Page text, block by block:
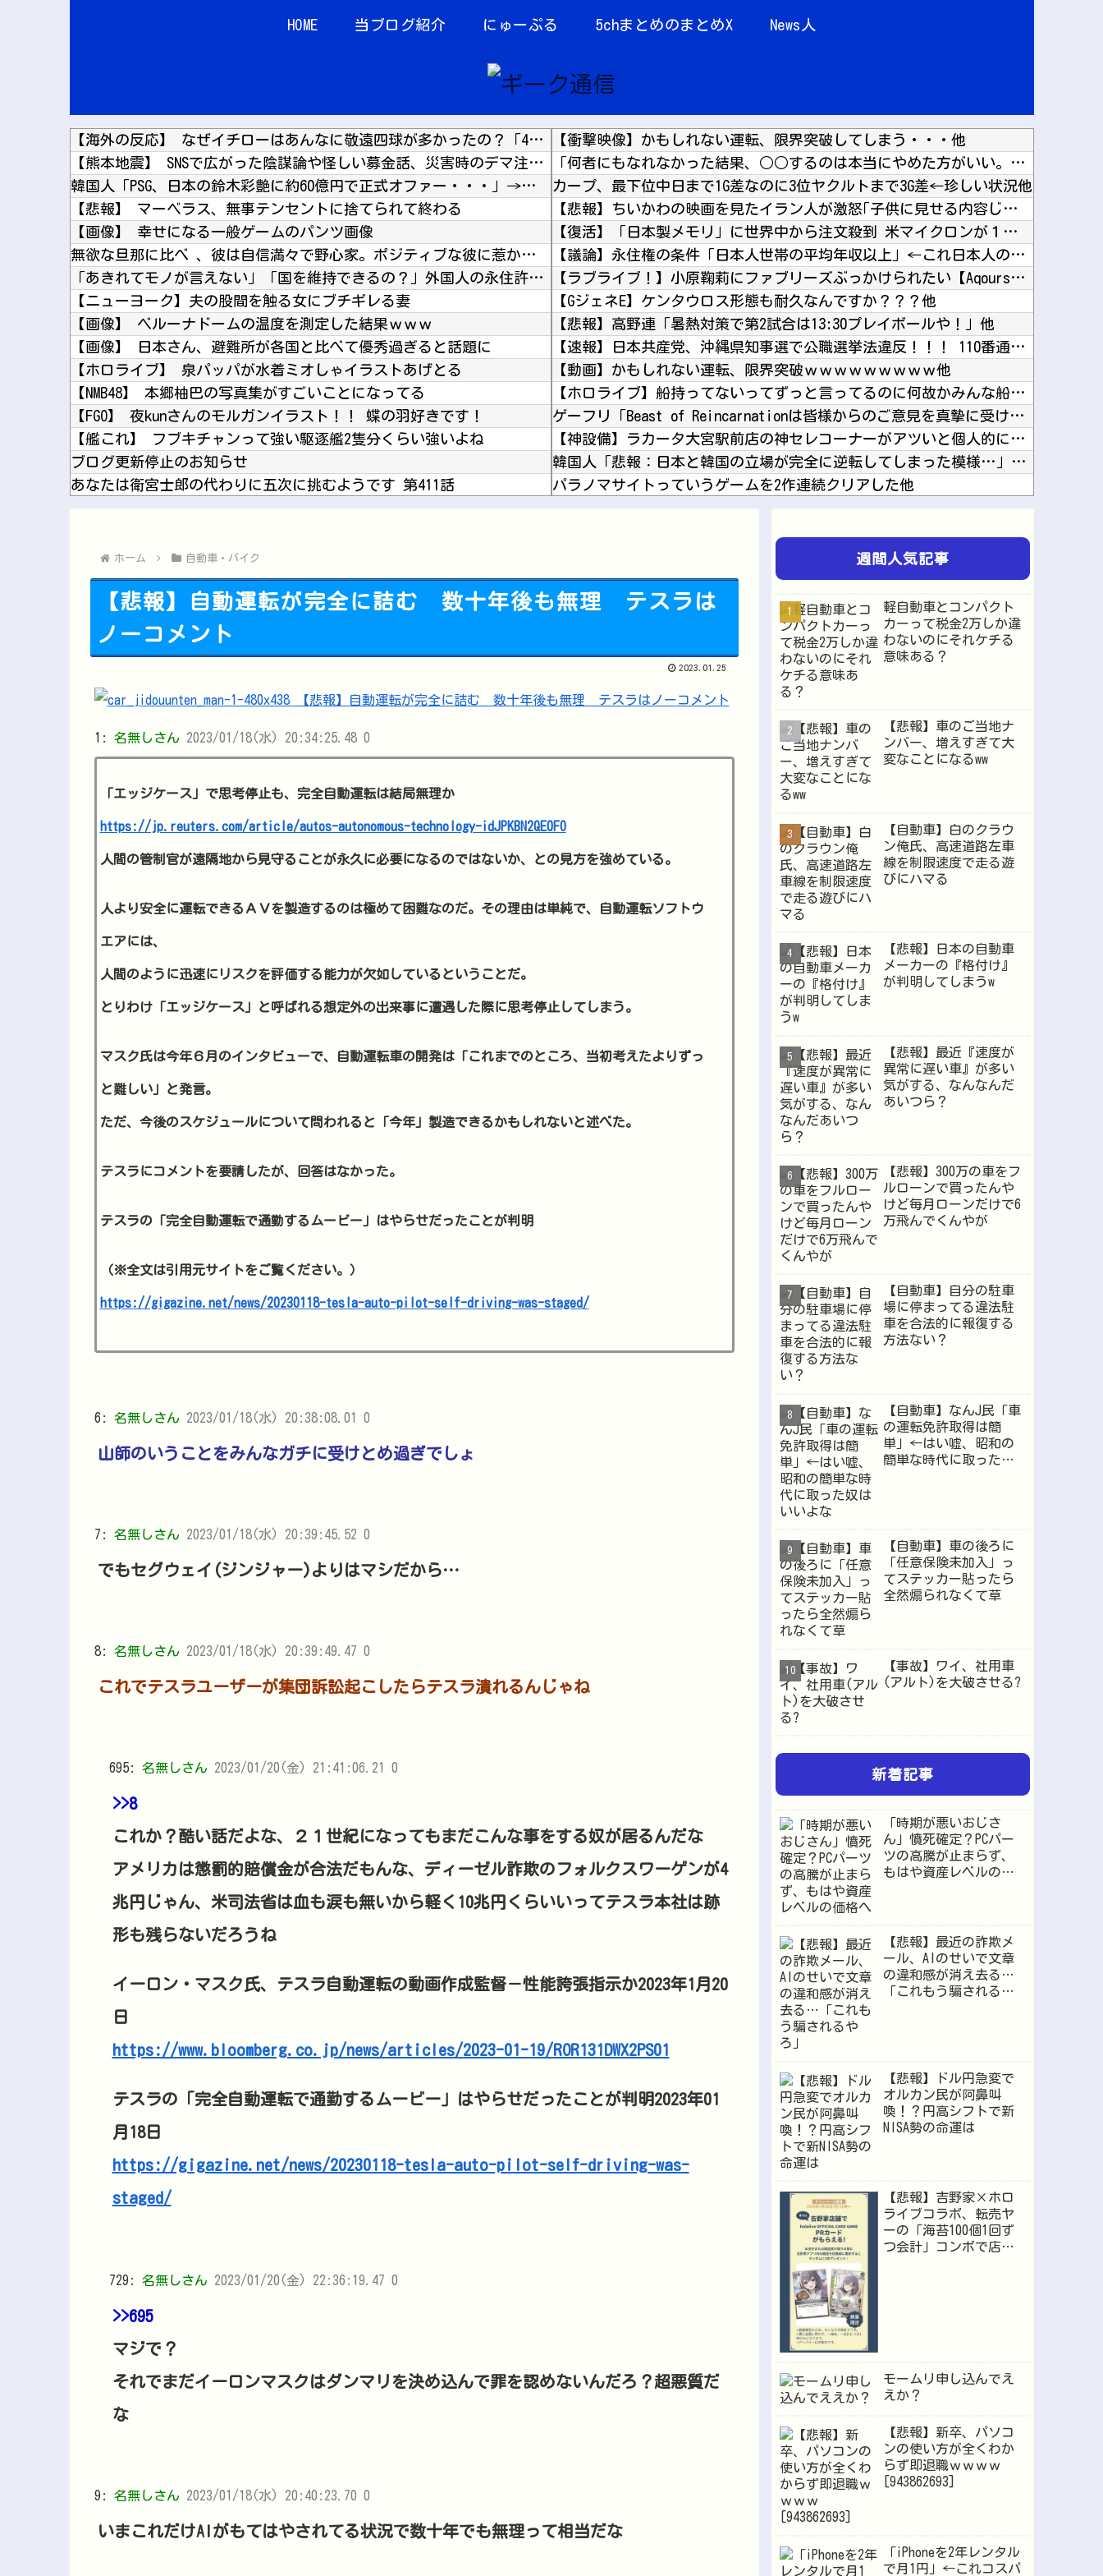
HOME 当ブログ紹介 にゅーぷる 5chまとめのまとめX News人
【海外の反応】 なぜイチローはあんなに敬遠四球が多かったの？「45歳引退で通算打率.311...
【熊本地震】 SNSで広がった陰謀論や怪しい募金話、災害時のデマ注意！
韓国人「PSG、日本の鈴木彩艶に約60億円で正式オファー・・・」→「あいつがそれほどなのか...
【悲報】 マーベラス、無事テンセントに捨てられて終わる
【画像】 幸せになる一般ゲームのパンツ画像
無欲な旦那に比べ 、彼は自信満々で野心家。ポジティブな彼に惹かれバイト後や休みの日に会うよ...
「あきれてモノが言えない」「国を維持できるの？」外国人の永住許可要件の厳格化で在日中国人の...
【ニューヨーク】夫の股間を触る女にブチギレる妻
【画像】 ベルーナドームの温度を測定した結果ｗｗｗ
【画像】 日本さん、避難所が各国と比べて優秀過ぎると話題に
【ホロライブ】 泉パッパが水着ミオしゃイラストあげとる
【NMB48】 本郷柚巴の写真集がすごいことになってる
【FGO】 夜kunさんのモルガンイラスト！！ 蝶の羽好きです！
【艦これ】 フブキチャンって強い駆逐艦2隻分くらい強いよね
ブログ更新停止のお知らせ
あなたは衛宮士郎の代わりに五次に挑むようです 第411話
【画像】 ベルーナドームの温度を測定した結果ｗｗｗ
【衝撃映像】かもしれない運転、限界突破してしまう・・・他
「何者にもなれなかった結果、○○するのは本当にやめた方がいい。それやっても自分の価値は上が...
カープ、最下位中日まで1G差なのに3位ヤクルトまで3G差←珍しい状況他
【悲報】ちいかわの映画を見たイラン人が激怒｢子供に見せる内容じゃない｡悪影響は計り知れない...
【復活】「日本製メモリ」に世界中から注文殺到 米マイクロンが１兆５０００億円を表明他
【議論】永住権の条件「日本人世帯の平均年収以上」←これ日本人の半分もクリアできないだろ他
【ラブライブ！】小原鞠莉にファブリーズぶっかけられたい【Aqours】他
【GジェネE】ケンタウロス形態も耐久なんですか？？？他
【悲報】高野連「暑熱対策で第2試合は13:30プレイボールや！」他
【速報】日本共産党、沖縄県知事選で公職選挙法違反！！！ 110番通報されても辞全くめない件...
【動画】かもしれない運転、限界突破ｗｗｗｗｗｗｗｗｗ他
【ホロライブ】船持ってないってずっと言ってるのに何故かみんな船上にいるよね他
ゲーフリ「Beast of Reincarnationは皆様からのご意見を真摯に受け止め継...
【神設備】ラカータ大宮駅前店の神セレコーナーがアツいと個人的に話題 半個室島+スマホミラー...
韓国人「悲報：日本と韓国の立場が完全に逆転してしまった模様…」→「日本を笑って見てたのに…...
パラノマサイトっていうゲームを2作連続クリアした他
【悲報】大ヒットの映画「スパイダーマン」最新作、上映中に強烈なオナラが発生し観客数十人避難...
漫画ワンピース(平均読者44歳)「第三世界でさぁ！悪魔がいてさぁ！世界を創った19の武器が...
【朗報】甲子園に女性審判が仲間入り→初出場で流した涙に「絶対失敗できない」ファン称賛ｗｗｗ...
【悲報】スマホがウイルス感染してる助けてくれ?他
Powered by livedoor 相互RSS
ホーム 自動車・バイク
【悲報】自動運転が完全に詰む 数十年後も無理 テスラは
ノーコメント
2023.01.25
1: 名無しさん 2023/01/18(水) 20:34:25.48 0
「エッジケース」で思考停止も、完全自動運転は結局無理か
https://jp.reuters.com/article/autos-autonomous-technology-idJPKBN2QE0FO
人間の管制官が遠隔地から見守ることが永久に必要になるのではないか、との見方を強めている。
人より安全に運転できるＡＶを製造するのは極めて困難なのだ。その理由は単純で、自動運転ソフトウ
エアには、
人間のように迅速にリスクを評価する能力が欠如しているということだ。
とりわけ「エッジケース」と呼ばれる想定外の出来事に遭遇した際に思考停止してしまう。
マスク氏は今年６月のインタビューで、自動運転車の開発は「これまでのところ、当初考えたよりずっ
と難しい」と発言。
ただ、今後のスケジュールについて問われると「今年」製造できるかもしれないと述べた。
テスラにコメントを要請したが、回答はなかった。
テスラの「完全自動運転で通勤するムービー」はやらせだったことが判明
（※全文は引用元サイトをご覧ください。）
https://gigazine.net/news/20230118-tesla-auto-pilot-self-driving-was-staged/
6: 名無しさん 2023/01/18(水) 20:38:08.01 0
山師のいうことをみんなガチに受けとめ過ぎでしょ
7: 名無しさん 2023/01/18(水) 20:39:45.52 0
でもセグウェイ(ジンジャー)よりはマシだから…
8: 名無しさん 2023/01/18(水) 20:39:49.47 0
これでテスラユーザーが集団訴訟起こしたらテスラ潰れるんじゃね
695: 名無しさん 2023/01/20(金) 21:41:06.21 0
>>8
これか？酷い話だよな、２１世紀になってもまだこんな事をする奴が居るんだな
アメリカは懲罰的賠償金が合法だもんな、ディーゼル詐欺のフォルクスワーゲンが4
兆円じゃん、米司法省は血も涙も無いから軽く10兆円くらいいってテスラ本社は跡
形も残らないだろうね
イーロン・マスク氏、テスラ自動運転の動画作成監督－性能誇張指示か2023年1月20
日
https://www.bloomberg.co.jp/news/articles/2023-01-19/ROR131DWX2PS01
テスラの「完全自動運転で通勤するムービー」はやらせだったことが判明2023年01
月18日
https://gigazine.net/news/20230118-tesla-auto-pilot-self-driving-was-
staged/
729: 名無しさん 2023/01/20(金) 22:36:19.47 0
>>695
マジで？
それでまだイーロンマスクはダンマリを決め込んで罪を認めないんだろ？超悪質だ
な
9: 名無しさん 2023/01/18(水) 20:40:23.70 0
いまこれだけAIがもてはやされてる状況で数十年でも無理って相当だな
週間人気記事
軽自動車とコンパクト
カーって税金2万しか違
わないのにそれケチる
意味ある？
【悲報】車のご当地ナ
ンバー、増えすぎて大
変なことになるww
【自動車】白のクラウ
ン俺氏、高速道路左車
線を制限速度で走る遊
びにハマる
【悲報】日本の自動車
メーカーの『格付け』
が判明してしまうw
【悲報】最近『速度が
異常に遅い車』が多い
気がする、なんなんだ
あいつら？
【悲報】300万の車をフ
ルローンで買ったんや
けど毎月ローンだけで6
万飛んでくんやが
【自動車】自分の駐車
場に停まってる違法駐
車を合法的に報復する
方法ない？
【自動車】なんJ民「車
の運転免許取得は簡
単」←はい嘘、昭和の
簡単な時代に取った奴
【自動車】車の後ろに
「任意保険未加入」っ
てステッカー貼ったら
全然煽られなくて草
【事故】ワイ、社用車
(アルト)を大破させる?
新着記事
「時期が悪いおじさ
ん」憤死確定？PCパー
ツの高騰が止まらず、
もはや資産レベルの価
【悲報】最近の詐欺メ
ール、AIのせいで文章
の違和感が消え去る…
「これもう騙されるや
【悲報】ドル円急変で
オルカン民が阿鼻叫
喚！？円高シフトで新
NISA勢の命運は
【悲報】吉野家×ホロ
ライブコラボ、転売ヤ
ーの「海苔100個1回ず
つ会計」コンボで店員
モームリ申し込んでえ
えか？
【悲報】新卒、パソコ
ンの使い方が全くわか
らず即退職ｗｗｗｗ
[943862693]
「iPhoneを2年レンタル
で月1円」←これコスパ